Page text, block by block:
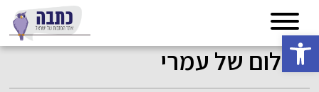
פתח סרגל נגישות
החלום של עמרי